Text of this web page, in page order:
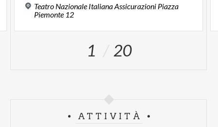
Teatro Nazionale Italiana Assicurazioni Piazza
Piemonte 12
1 20
ATTIVITÀ